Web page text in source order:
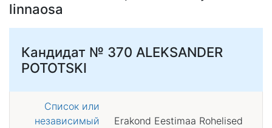
linnaosa
Кандидат № 370 ALEKSANDER
POTOTSKI
Список или
независимый
Erakond Eestimaa Rohelised